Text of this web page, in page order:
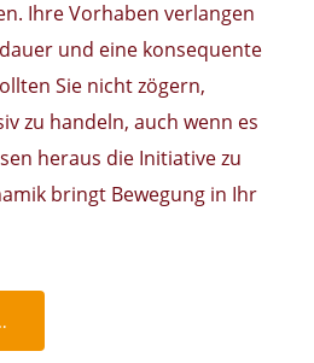
Ihre Vorhaben verlangen
und eine konsequente
Sie nicht zögern,
zu handeln, auch wenn es
heraus die Initiative zu
bringt Bewegung in Ihr